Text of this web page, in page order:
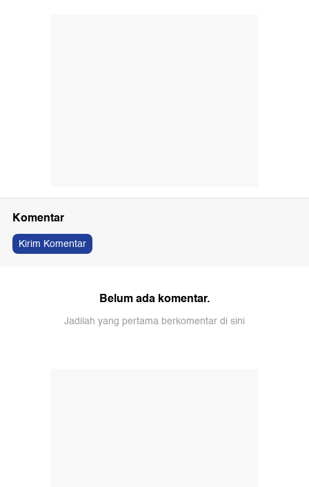
Komentar
Kirim Komentar
Belum ada komentar.
Jadilah yang pertama berkomentar di sini